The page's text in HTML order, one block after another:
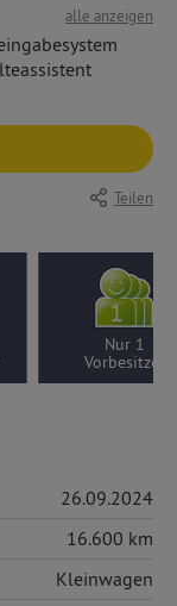
alle anzeigen
Teilen
Nur 1
Vorbesitzer
26.09.2024
16.600 km
Kleinwagen